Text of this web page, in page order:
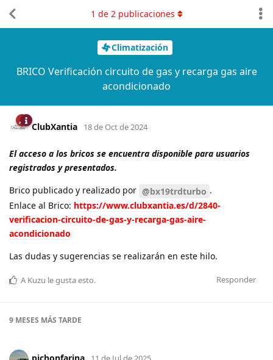
Climatización
BRICO Verificación circuito de gas y recarga gas aire
acondicionado
1 de 2publicaciones
ClubXantia 18 de Oct de 2024
El acceso a los bricos se encuentra disponible para usuarios
registrados y presentados.
Brico publicado y realizado por @bx19trdturbo .
Enlace al Brico: https://www.clubxantia.es/d/2840-
verificacion-circuito-de-gas-y-recarga-gas-aire-
acondicionado
Las dudas y sugerencias se realizarán en este hilo.
Responder
A Kuzu le gusta esto.
9 MESES MÁS TARDE